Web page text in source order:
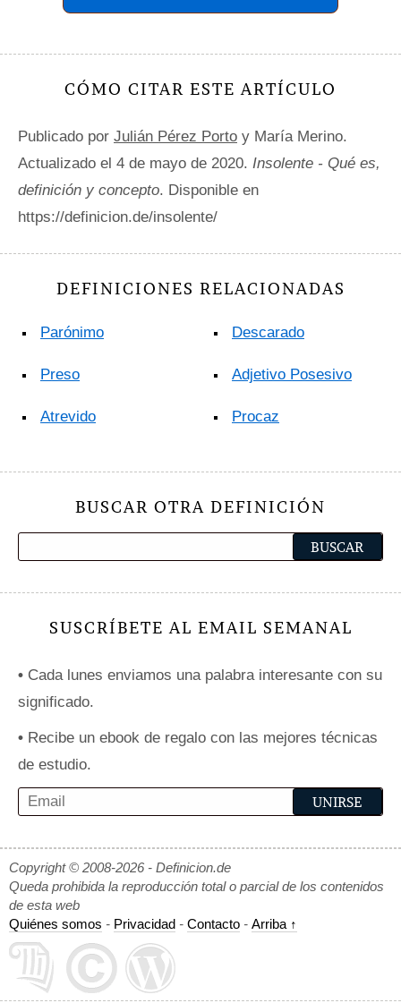
CÓMO CITAR ESTE ARTÍCULO
Publicado por Julián Pérez Porto y María Merino.
Actualizado el 4 de mayo de 2020. Insolente - Qué es,
definición y concepto. Disponible en
https://definicion.de/insolente/
DEFINICIONES RELACIONADAS
Parónimo
Preso
Atrevido
Descarado
Adjetivo Posesivo
Procaz
BUSCAR OTRA DEFINICIÓN
SUSCRÍBETE AL EMAIL SEMANAL
• Cada lunes enviamos una palabra interesante con su
significado.
• Recibe un ebook de regalo con las mejores técnicas
de estudio.
Copyright © 2008-2026 - Definicion.de
Queda prohibida la reproducción total o parcial de los contenidos
de esta web
Quiénes somos - Privacidad - Contacto - Arriba ↑